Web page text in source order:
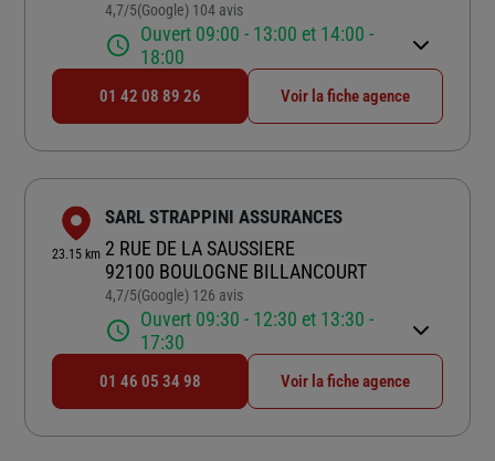
4,7/5Note de 4.7 sur 5
(Google) 104 avis
Ouvert 09:00 - 13:00 et 14:00 -
18:00
01 42 08 89 26 Voir la fiche agence
23.15 km
SARL STRAPPINI ASSURANCES
2 RUE DE LA SAUSSIERE
92100 BOULOGNE BILLANCOURT
4,7/5Note de 4.7 sur 5
(Google) 126 avis
Ouvert 09:30 - 12:30 et 13:30 -
17:30
01 46 05 34 98 Voir la fiche agence